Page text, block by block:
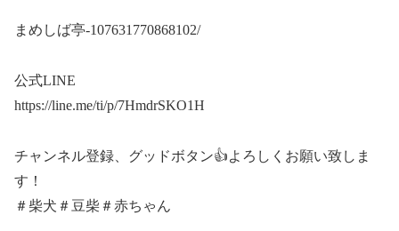
まめしば亭-107631770868102/
公式LINE
https://line.me/ti/p/7HmdrSKO1H
チャンネル登録、グッドボタン👍よろしくお願い致しま
す！
＃柴犬＃豆柴＃赤ちゃん